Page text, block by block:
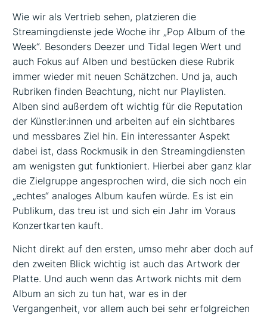
Wie wir als Vertrieb sehen, platzieren die
Streamingdienste jede Woche ihr „Pop Album of the
Week“. Besonders Deezer und Tidal legen Wert und
auch Fokus auf Alben und bestücken diese Rubrik
immer wieder mit neuen Schätzchen. Und ja, auch
Rubriken finden Beachtung, nicht nur Playlisten.
Alben sind außerdem oft wichtig für die Reputation
der Künstler:innen und arbeiten auf ein sichtbares
und messbares Ziel hin. Ein interessanter Aspekt
dabei ist, dass Rockmusik in den Streamingdiensten
am wenigsten gut funktioniert. Hierbei aber ganz klar
die Zielgruppe angesprochen wird, die sich noch ein
„echtes“ analoges Album kaufen würde. Es ist ein
Publikum, das treu ist und sich ein Jahr im Voraus
Konzertkarten kauft.
Nicht direkt auf den ersten, umso mehr aber doch auf
den zweiten Blick wichtig ist auch das Artwork der
Platte. Und auch wenn das Artwork nichts mit dem
Album an sich zu tun hat, war es in der
Vergangenheit, vor allem auch bei sehr erfolgreichen